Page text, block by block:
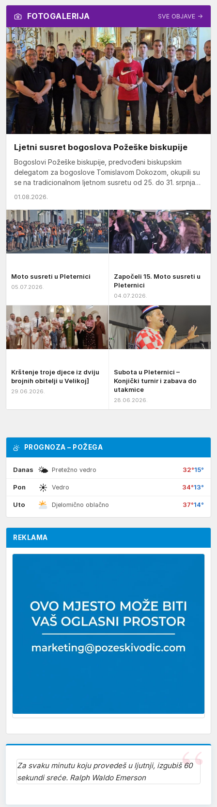
FOTOGALERIJA SVE OBJAVE →
Ljetni susret bogoslova Požeške biskupije
Bogoslovi Požeške biskupije, predvođeni biskupskim
delegatom za bogoslove Tomislavom Dokozom, okupili su
se na tradicionalnom ljetnom susretu od 25. do 31. srpnja
01.08.2026.
Moto susreti u Pleternici
05.07.2026.
Započeli 15. Moto susreti u
Pleternici
04.07.2026.
Krštenje troje djece iz dviju
brojnih obitelji u Velikoj]
29.06.2026.
Subota u Pleternici –
Konjički turnir i zabava do
utakmice
28.06.2026.
PROGNOZA – POŽEGA
Danas 🌤 Pretežno vedro 32°15°
Pon ☀ Vedro 34°13°
Uto Djelomično oblačno 37°14°
REKLAMA
Za svaku minutu koju provedeš u ljutnji, izgubiš 60
sekundi sreće. Ralph Waldo Emerson